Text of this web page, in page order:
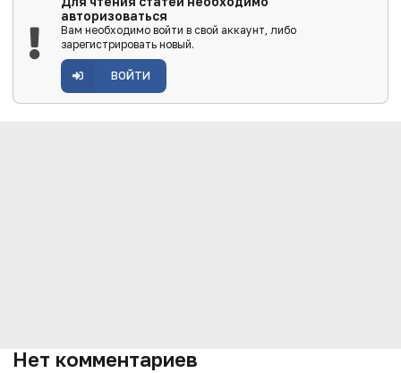
авторизоваться
Вам необходимо войти в свой аккаунт, либо
зарегистрировать новый.
ВОЙТИ
Нет комментариев